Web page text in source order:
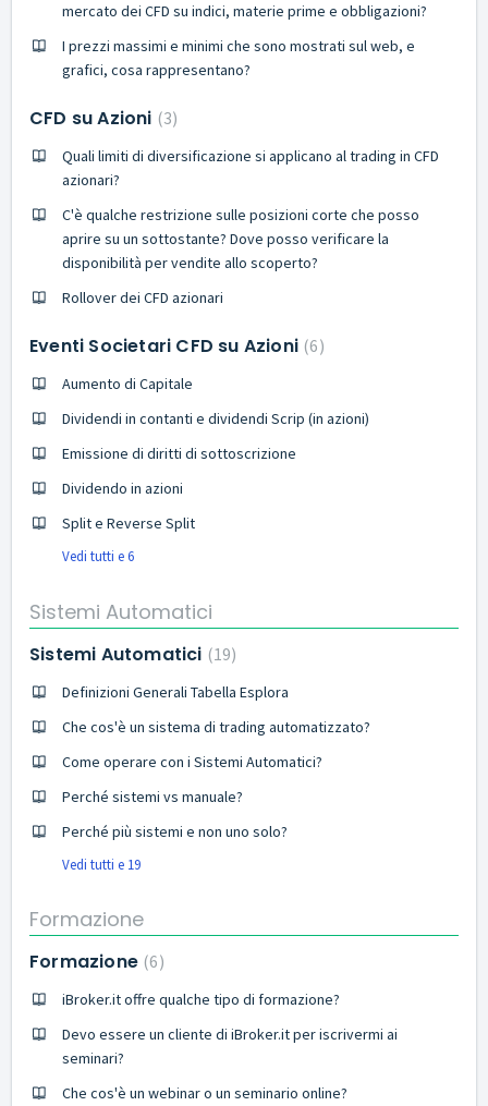
mercato dei CFD su indici, materie prime e obbligazioni?
I prezzi massimi e minimi che sono mostrati sul web, e
grafici, cosa rappresentano?
CFD su Azioni 3
Quali limiti di diversificazione si applicano al trading in CFD
azionari?
C'è qualche restrizione sulle posizioni corte che posso
aprire su un sottostante? Dove posso verificare la
disponibilità per vendite allo scoperto?
Rollover dei CFD azionari
Eventi Societari CFD su Azioni 6
Aumento di Capitale
Dividendi in contanti e dividendi Scrip (in azioni)
Emissione di diritti di sottoscrizione
Dividendo in azioni
Split e Reverse Split
Vedi tutti e 6
Sistemi Automatici
Sistemi Automatici 19
Definizioni Generali Tabella Esplora
Che cos'è un sistema di trading automatizzato?
Come operare con i Sistemi Automatici?
Perché sistemi vs manuale?
Perché più sistemi e non uno solo?
Vedi tutti e 19
Formazione
Formazione 6
iBroker.it offre qualche tipo di formazione?
Devo essere un cliente di iBroker.it per iscrivermi ai
seminari?
Che cos'è un webinar o un seminario online?